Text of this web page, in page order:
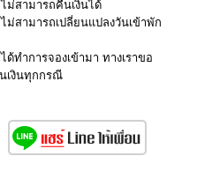
ม่สามารถคืนเงินได้
ม่สามารถเปลี่ยนแปลงวันเข้าพัก
ทำการจองเข้ามา ทางเราขอ
เงินทุกกรณี